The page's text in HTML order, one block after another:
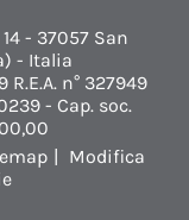
- 37057 San
- Italia
n° 327949
- Cap. soc.
Modifica